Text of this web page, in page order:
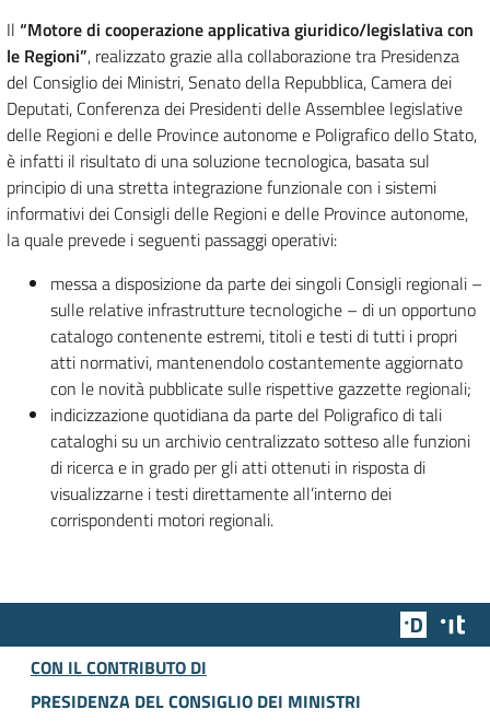
Il “Motore di cooperazione applicativa giuridico/legislativa con
le Regioni”, realizzato grazie alla collaborazione tra Presidenza
del Consiglio dei Ministri, Senato della Repubblica, Camera dei
Deputati, Conferenza dei Presidenti delle Assemblee legislative
delle Regioni e delle Province autonome e Poligrafico dello Stato,
è infatti il risultato di una soluzione tecnologica, basata sul
principio di una stretta integrazione funzionale con i sistemi
informativi dei Consigli delle Regioni e delle Province autonome,
la quale prevede i seguenti passaggi operativi:
messa a disposizione da parte dei singoli Consigli regionali –
sulle relative infrastrutture tecnologiche – di un opportuno
catalogo contenente estremi, titoli e testi di tutti i propri
atti normativi, mantenendolo costantemente aggiornato
con le novità pubblicate sulle rispettive gazzette regionali;
indicizzazione quotidiana da parte del Poligrafico di tali
cataloghi su un archivio centralizzato sotteso alle funzioni
di ricerca e in grado per gli atti ottenuti in risposta di
visualizzarne i testi direttamente all’interno dei
corrispondenti motori regionali.
Team
CON IL CONTRIBUTO DI
PRESIDENZA DEL CONSIGLIO DEI MINISTRI